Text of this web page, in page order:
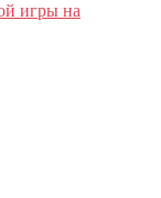
игры на